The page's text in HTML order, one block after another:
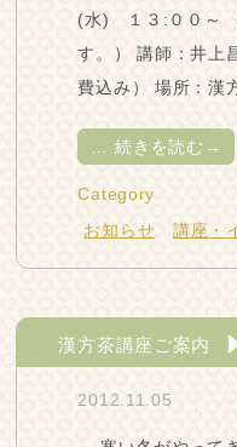
(水) １３:００～
す。） 講師：井上
費込み） 場所：漢
… 続きを読む→
Category
お知らせ
講座・
漢方茶講座ご案内
2012.11.05